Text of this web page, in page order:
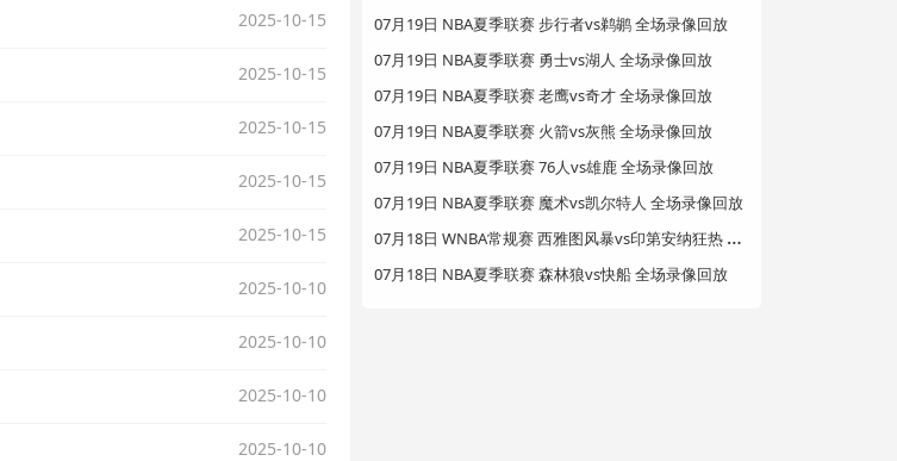
2025-10-15
2025-10-15
2025-10-15
2025-10-15
2025-10-15
2025-10-10
2025-10-10
2025-10-10
2025-10-10
07月19日 NBA夏季联赛 步行者vs鹈鹕 全场录像回放
07月19日 NBA夏季联赛 勇士vs湖人 全场录像回放
07月19日 NBA夏季联赛 老鹰vs奇才 全场录像回放
07月19日 NBA夏季联赛 火箭vs灰熊 全场录像回放
07月19日 NBA夏季联赛 76人vs雄鹿 全场录像回放
07月19日 NBA夏季联赛 魔术vs凯尔特人 全场录像回放
0
7月18日 WNBA常规赛 西雅图风暴vs印第安纳狂热 全场录像回放
07月18日 NBA夏季联赛 森林狼vs快船 全场录像回放